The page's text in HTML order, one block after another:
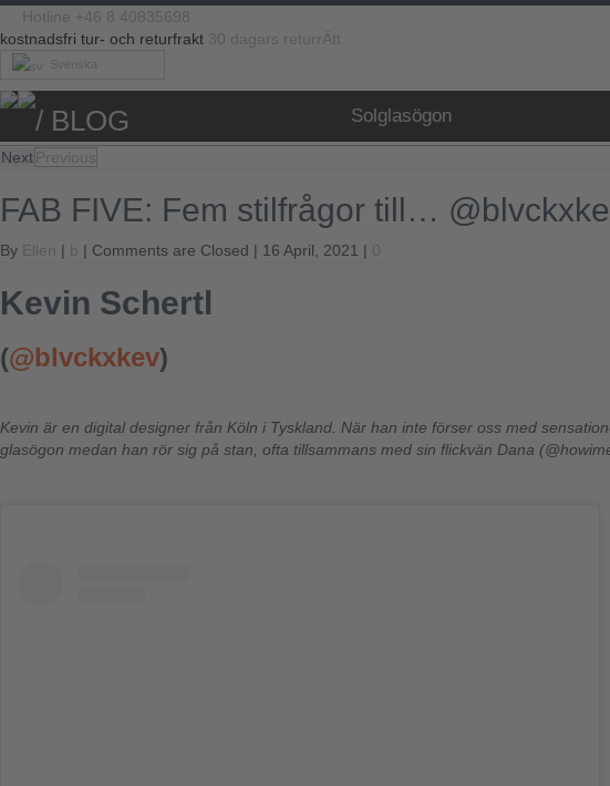
Hotline +46 8 40835698
kostnadsfri tur- och returfrakt 30 dagars returrÄtt
Svenska
/ BLOG Solglasögon
NextPrevious
FAB FIVE: Fem stilfrågor till…
By Ellen | b | Comments are Closed | 16 April, 2021 | 0
Kevin Schertl
(@blvckxkev)
Kevin är en digital designer från Köln i Tyskland. När han inte förser oss med
glasögon medan han rör sig på stan, ofta tillsammans med sin flickvän Dana